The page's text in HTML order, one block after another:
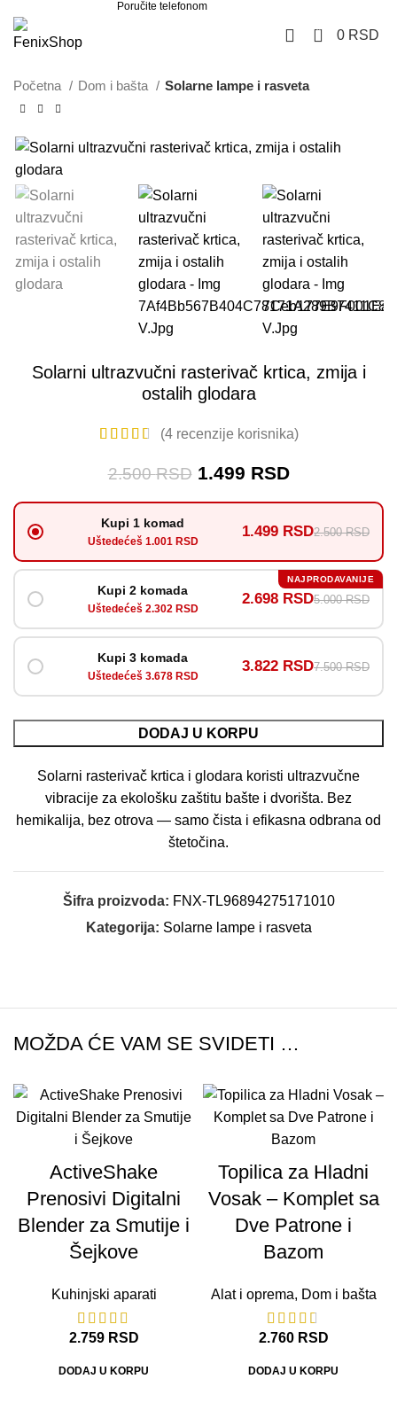
Poručite telefonom
0 0 RSD
Početna Dom i bašta Solarne lampe i rasveta
Solarni ultrazvučni rasterivač krtica, zmija i
ostalih glodara
(4recenzije korisnika)
2.500RSD 1.499 RSD
Kupi 1 komad
Uštedećeš 1.001 RSD
1.499 RSD2.500 RSD
Kupi 2 komada
Uštedećeš 2.302 RSD
2.698 RSD5.000 RSD
NAJPRODAVANIJE
Kupi 3 komada
Uštedećeš 3.678 RSD
3.822 RSD7.500 RSD
DODAJ U KORPU
Solarni rasterivač krtica i glodara koristi ultrazvučne
vibracije za ekološku zaštitu bašte i dvorišta. Bez
hemikalija, bez otrova — samo čista i efikasna odbrana od
štetočina.
Šifra proizvoda: FNX-TL96894275171010
Kategorija: Solarne lampe i rasveta
MOŽDA ĆE VAM SE SVIDETI …
ActiveShake
Prenosivi Digitalni
Blender za Smutije i
Šejkove
Kuhinjski aparati
2.759 RSD
DODAJ U KORPU
Topilica za Hladni
Vosak – Komplet sa
Dve Patrone i
Bazom
Alat i oprema, Dom i bašta
2.760 RSD
DODAJ U KORPU